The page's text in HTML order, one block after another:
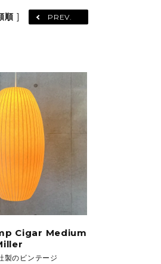
順] PREV.
Cigar Medium
のビンテージ